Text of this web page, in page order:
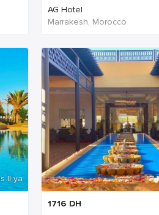
AG Hotel
Marrakesh, Morocco
Il ya
1716 DH